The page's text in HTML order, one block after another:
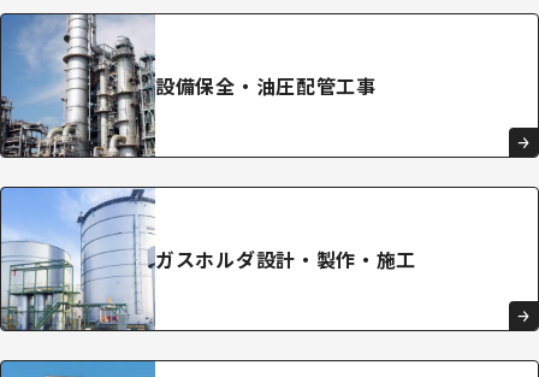
設備保全・ 油圧配管工事
ガスホルダ設計・ 製作・施工